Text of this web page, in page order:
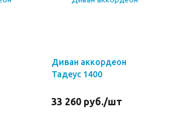
Диван аккордеон
Тадеус 1400
33 260 руб./шт